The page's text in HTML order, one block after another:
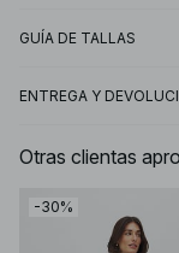
GUÍA DE TALLAS
ENTREGA Y
Otras clientas
-30%